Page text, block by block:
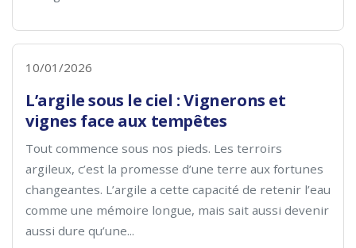
10/01/2026
L’argile sous le ciel : Vignerons et
vignes face aux tempêtes
Tout commence sous nos pieds. Les terroirs
argileux, c’est la promesse d’une terre aux fortunes
changeantes. L’argile a cette capacité de retenir l’eau
comme une mémoire longue, mais sait aussi devenir
aussi dure qu’une...